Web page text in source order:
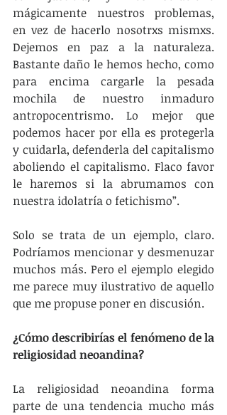
mágicamente nuestros problemas,
en vez de hacerlo nosotrxs mismxs.
Dejemos en paz a la naturaleza.
Bastante daño le hemos hecho, como
para encima cargarle la pesada
mochila de nuestro inmaduro
antropocentrismo. Lo mejor que
podemos hacer por ella es protegerla
y cuidarla, defenderla del capitalismo
aboliendo el capitalismo. Flaco favor
le haremos si la abrumamos con
nuestra idolatría o fetichismo”.
Solo se trata de un ejemplo, claro.
Podríamos mencionar y desmenuzar
muchos más. Pero el ejemplo elegido
me parece muy ilustrativo de aquello
que me propuse poner en discusión.
¿Cómo describirías el fenómeno de la
religiosidad neoandina?
La religiosidad neoandina forma
parte de una tendencia mucho más